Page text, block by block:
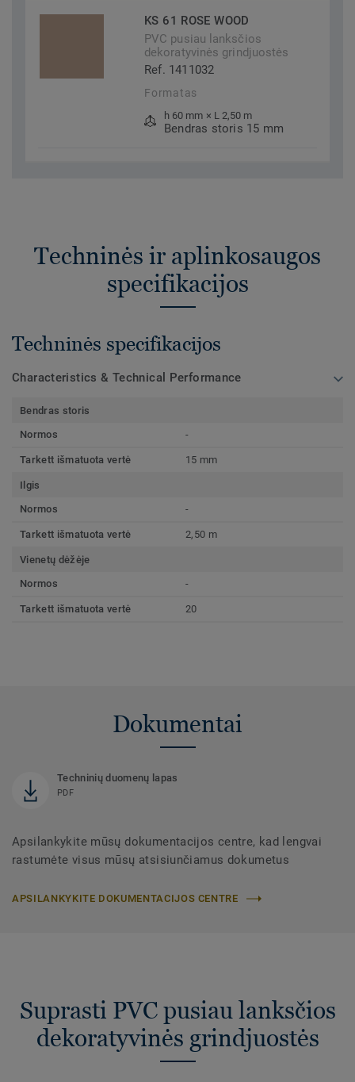
KS 61 ROSE WOOD
PVC pusiau lanksčios
dekoratyvinės grindjuostės
Ref. 1411032
Formatas
h 60 mm × L 2,50 m
Bendras storis 15 mm
Techninės ir aplinkosaugos
specifikacijos
Techninės specifikacijos
Characteristics & Technical Performance
Bendras storis
Normos
-
Tarkett išmatuota vertė 15 mm
Ilgis
Normos
-
Tarkett išmatuota vertė 2,50 m
Vienetų dėžėje
Normos
-
Tarkett išmatuota vertė 20
Dokumentai
Techninių duomenų lapas
PDF
Apsilankykite mūsų dokumentacijos centre, kad lengvai
rastumėte visus mūsų atsisiunčiamus dokumetus
APSILANKYKITE DOKUMENTACIJOS CENTRE
Suprasti PVC pusiau lanksčios
dekoratyvinės grindjuostės